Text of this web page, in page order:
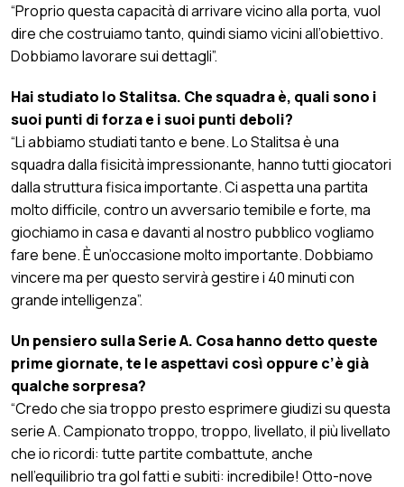
“Proprio questa capacità di arrivare vicino alla porta, vuol
dire che costruiamo tanto, quindi siamo vicini all’obiettivo.
Dobbiamo lavorare sui dettagli”.
Hai studiato lo Stalitsa. Che squadra è, quali sono i
suoi punti di forza e i suoi punti deboli?
“Li abbiamo studiati tanto e bene. Lo Stalitsa è una
squadra dalla fisicità impressionante, hanno tutti giocatori
dalla struttura fisica importante. Ci aspetta una partita
molto difficile, contro un avversario temibile e forte, ma
giochiamo in casa e davanti al nostro pubblico vogliamo
fare bene. È un’occasione molto importante. Dobbiamo
vincere ma per questo servirà gestire i 40 minuti con
grande intelligenza”.
Un pensiero sulla Serie A. Cosa hanno detto queste
prime giornate, te le aspettavi così oppure c’è già
qualche sorpresa?
“Credo che sia troppo presto esprimere giudizi su questa
serie A. Campionato troppo, troppo, livellato, il più livellato
che io ricordi: tutte partite combattute, anche
nell’equilibrio tra gol fatti e subiti: incredibile! Otto-nove